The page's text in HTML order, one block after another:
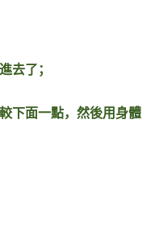
去了；
下面一點，然後用身體